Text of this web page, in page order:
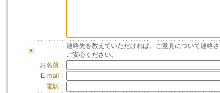
連絡先を教えていただければ、ご意見について連絡
ご安心ください。
お名前：
E-mail：
電話：